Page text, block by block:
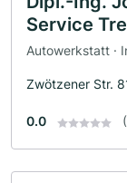
Service
Autowerkstatt ·
Zwötzener Str.
0.0